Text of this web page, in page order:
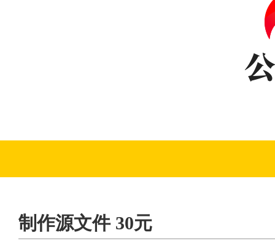
制作源文件 30元